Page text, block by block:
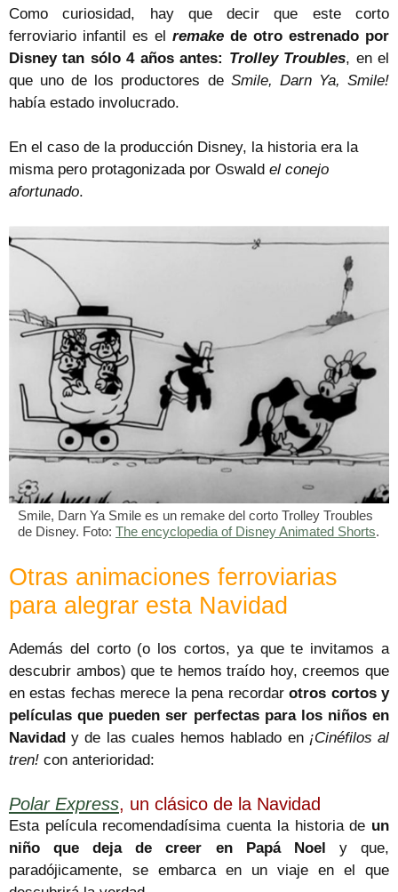
Como curiosidad, hay que decir que este corto
ferroviario infantil es el remake de otro estrenado por
Disney tan sólo 4 años antes: Trolley Troubles, en el
que uno de los productores de Smile, Darn Ya, Smile!
había estado involucrado.
En el caso de la producción Disney, la historia era la
misma pero protagonizada por Oswald el conejo
afortunado.
Smile, Darn Ya Smile es un remake del corto Trolley Troubles
de Disney. Foto: The encyclopedia of Disney Animated Shorts.
Otras animaciones ferroviarias
para alegrar esta Navidad
Además del corto (o los cortos, ya que te invitamos a
descubrir ambos) que te hemos traído hoy, creemos que
en estas fechas merece la pena recordarotros cortos y
películas que pueden ser perfectas para los niños en
Navidad y de las cuales hemos hablado en ¡Cinéfilos al
tren! con anterioridad:
Polar Express, un clásico de la Navidad
Esta película recomendadísima cuenta la historia de un
niño que deja de creer en Papá Noel
y que,
paradójicamente, se embarca en un viaje en el que